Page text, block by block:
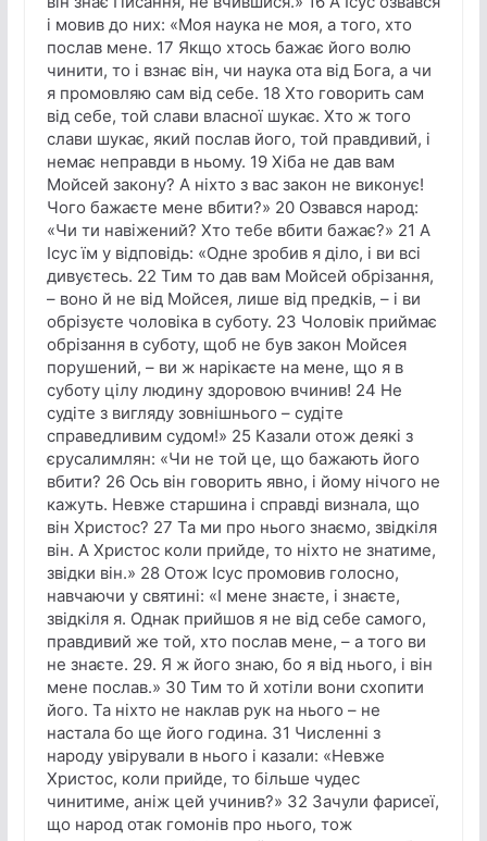
і мовив до них: «Моя наука не моя, а того, хто
послав мене. 17 Якщо хтось бажає його волю
чинити, то і взнає він, чи наука ота від Бога, а чи
я промовляю сам від себе. 18 Хто говорить сам
від себе, той слави власної шукає. Хто ж того
слави шукає, який послав його, той правдивий, і
немає неправди в ньому. 19 Хіба не дав вам
Мойсей закону? А ніхто з вас закон не виконує!
Чого бажаєте мене вбити?» 20 Озвався народ:
«Чи ти навіжений? Хто тебе вбити бажає?» 21 А
Ісус їм у відповідь: «Одне зробив я діло, і ви всі
дивуєтесь. 22 Тим то дав вам Мойсей обрізання,
– воно й не від Мойсея, лише від предків, – і ви
обрізуєте чоловіка в суботу. 23 Чоловік приймає
обрізання в суботу, щоб не був закон Мойсея
порушений, – ви ж нарікаєте на мене, що я в
суботу цілу людину здоровою вчинив! 24 Не
судіте з вигляду зовнішнього – судіте
справедливим судом!» 25 Казали отож деякі з
єрусалимлян: «Чи не той це, що бажають його
вбити? 26 Ось він говорить явно, і йому нічого не
кажуть. Невже старшина і справді визнала, що
він Христос? 27 Та ми про нього знаємо, звідкіля
він. А Христос коли прийде, то ніхто не знатиме,
звідки він.» 28 Отож Ісус промовив голосно,
навчаючи у святині: «І мене знаєте, і знаєте,
звідкіля я. Однак прийшов я не від себе самого,
правдивий же той, хто послав мене, – а того ви
не знаєте. 29. Я ж його знаю, бо я від нього, і він
мене послав.» 30 Тим то й хотіли вони схопити
його. Та ніхто не наклав рук на нього – не
настала бо ще його година. 31 Численні з
народу увірували в нього і казали: «Невже
Христос, коли прийде, то більше чудес
чинитиме, аніж цей учинив?» 32 Зачули фарисеї,
що народ отак гомонів про нього, тож